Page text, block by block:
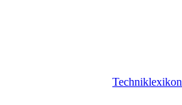
Techniklexikon